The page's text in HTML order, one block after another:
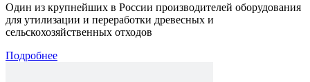
Один из крупнейших в России производителей оборудования
для утилизации и переработки древесных и
сельскохозяйственных отходов
Подробнее